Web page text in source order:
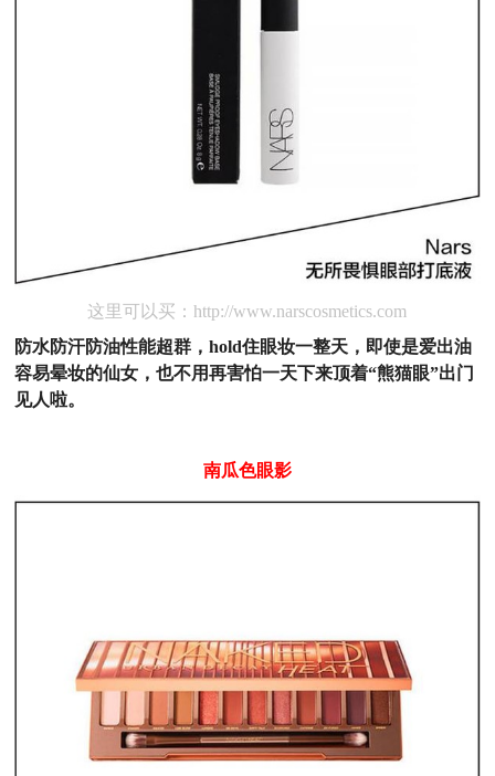
这里可以买：http://www.narscosmetics.com
防水防汗防油性能超群，hold住眼妆一整天，即使是爱出油
容易晕妆的仙女，也不用再害怕一天下来顶着“熊猫眼”出门
见人啦。
南瓜色眼影